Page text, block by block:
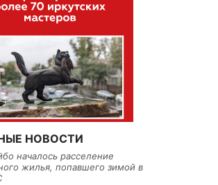
НОВОСТИ
началось расселение
жилья, попавшего зимой в